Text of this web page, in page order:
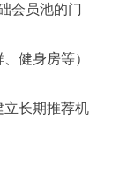
会员池的门
健身房等）
立长期推荐机